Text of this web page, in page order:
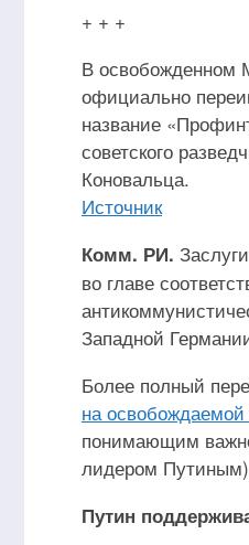
+ + +
В освобожденном
официально
название
советского
Коновальца.
Источник
Комм. РИ.
во главе
Западной
Более полный
на освобождаемой
понимающим
лидером
Путин